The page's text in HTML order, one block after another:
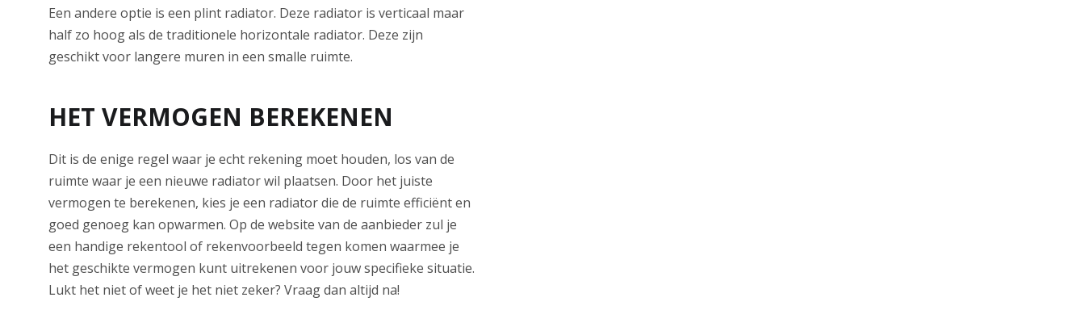
Een andere optie is een plint radiator. Deze radiator is verticaal maar
half zo hoog als de traditionele horizontale radiator. Deze zijn
geschikt voor langere muren in een smalle ruimte.
HET VERMOGEN BEREKENEN
Dit is de enige regel waar je echt rekening moet houden, los van de
ruimte waar je een nieuwe radiator wil plaatsen. Door het juiste
vermogen te berekenen, kies je een radiator die de ruimte efficiënt en
goed genoeg kan opwarmen. Op de website van de aanbieder zul je
een handige rekentool of rekenvoorbeeld tegen komen waarmee je
het geschikte vermogen kunt uitrekenen voor jouw specifieke situatie.
Lukt het niet of weet je het niet zeker? Vraag dan altijd na!